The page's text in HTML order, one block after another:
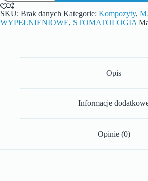
SKU: Brak danych Kategorie: Kompozyty,
WYPEŁNIENIOWE, STOMATOLOGIA
Opis
Informacje
Opinie (0)